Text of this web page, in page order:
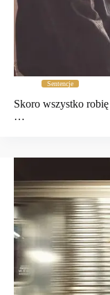
Sentencje
Skoro wszystko
…